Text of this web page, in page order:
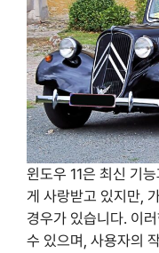
윈도우 11은 최신 기
게 사랑받고 있지만,
경우가 있습니다. 이
수 있으며, 사용자의